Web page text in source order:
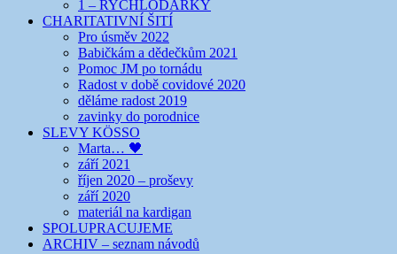
1 – RYCHLODÁRKY
CHARITATIVNÍ ŠITÍ
Pro úsměv 2022
Babičkám a dědečkům 2021
Pomoc JM po tornádu
Radost v době covidové 2020
děláme radost 2019
zavinky do porodnice
SLEVY KÖSSO
Marta… 🖤
září 2021
říjen 2020 – proševy
září 2020
materiál na kardigan
SPOLUPRACUJEME
ARCHIV – seznam návodů